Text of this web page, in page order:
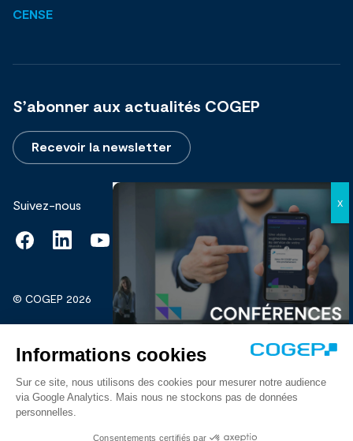
CENSE
S’abonner aux actualités COGEP
Recevoir la newsletter
Suivez-nous
© COGEP 2026
Protection de vos données personnelles
Crédits
Découvrir